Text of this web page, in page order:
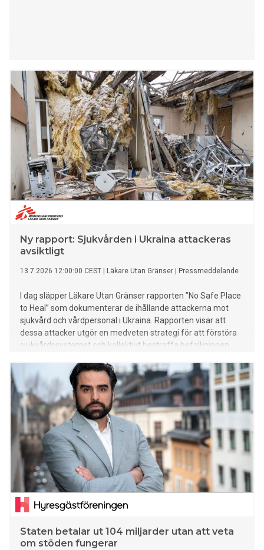
Ny rapport: Sjukvården i Ukraina attackeras
avsiktligt
13.7.2026 12:00:00 CEST Läkare Utan Gränser Pressmeddelande
I dag släpper Läkare Utan Gränser rapporten ”No Safe Place
to Heal” som dokumenterar de ihållande attackerna mot
sjukvård och vårdpersonal i Ukraina. Rapporten visar att
dessa attacker utgör en medveten strategi för att förstöra
sjukvårdssystemet och kollektivt bestraffa befolkningen,
Staten betalar ut 104 miljarder utan att veta
om stöden fungerar